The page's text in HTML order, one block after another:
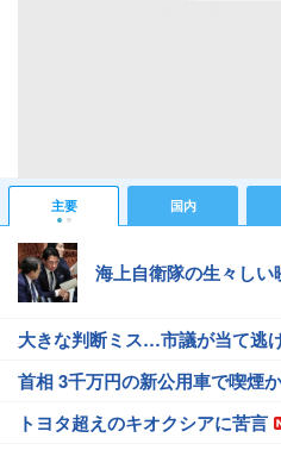
主要 国内
海上自衛隊の生々しい
大きな判断ミス…市議が当て逃
首相 3千万円の新公用車で喫煙か
トヨタ超えのキオクシアに苦言